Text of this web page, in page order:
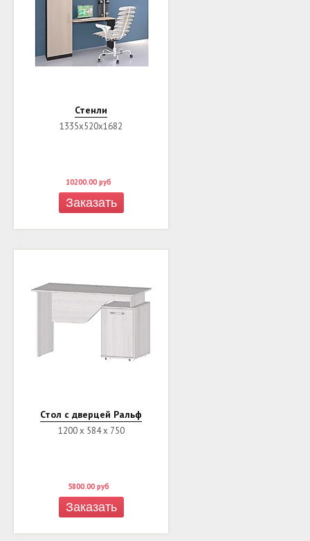
Стенли
1335х520х1682
10200.00 руб
Заказать
Стол с дверцей Ральф
1200 х 584 х 750
5800.00 руб
Заказать